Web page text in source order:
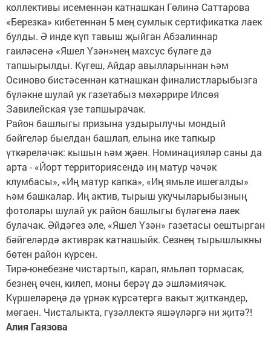
коллективы исеменнән катнашкан Гөлинә Саттарова
«Березка» кибетеннән 5 мең сумлык сертификатка лаек
булды. Ә инде күп тавыш җыйган Абзалиннар
гаиләсенә «Яшел Үзән»нең махсус бүләге дә
тапшырылды. Күгеш, Айдар авылларыннан һәм
Осиново бистәсеннән катнашкан финалистларыбызга
бүләкне шулай ук газетабыз мөхәррире Илсөя
Завилейская үзе тапшырачак.
Район башлыгы призына уздырылучы мондый
бәйгеләр быелдан башлап, елына ике тапкыр
үткәреләчәк: кышын һәм җәен. Номинацияләр саны да
арта - «Йорт территориясендә иң матур чәчәк
клумбасы», «Иң матур капка», «Иң ямьле ишегалды»
һәм башкалар. Иң актив, тырыш укучыларыбызның
фотолары шулай ук район башлыгы бүләгенә лаек
булачак. Әйдәгез әле, «Яшел Үзән» газетасы оештырган
бәйгеләрдә активрак катнашыйк. Сезнең тырышлыкны
бөтен район күрсен.
Тирә-юнебезне чистартып, карап, ямьләп тормасак,
безнең өчен, килеп, моны берәү дә эшләмиячәк.
Күршеләреңә дә үрнәк күрсәтергә вакыт җиткәндер,
мөгаен. Чисталыкта, гүзәллектә яшәүләргә ни җитә?!
Алия Гаязова